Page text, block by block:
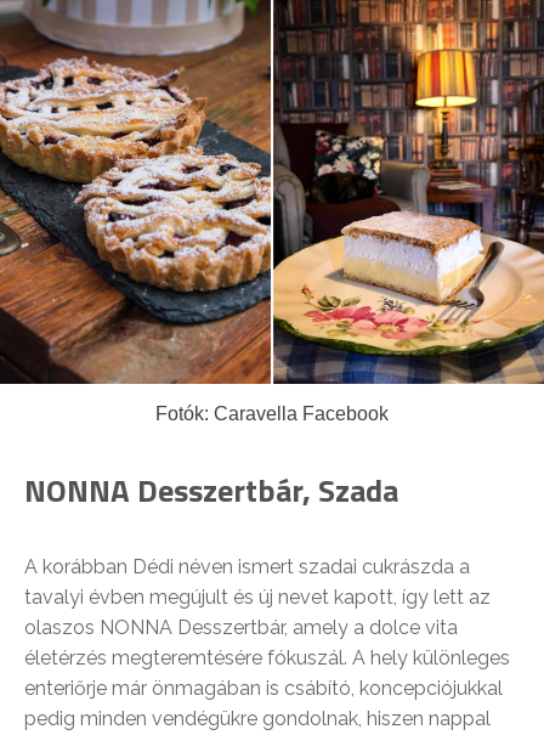
Fotók: Caravella Facebook
NONNA Desszertbár, Szada
A korábban Dédi néven ismert szadai cukrászda a
tavalyi évben megújult és új nevet kapott, így lett az
olaszos NONNA Desszertbár, amely a dolce vita
életérzés megteremtésére fókuszál. A hely különleges
enteriőrje már önmagában is csábító, koncepciójukkal
pedig minden vendégükre gondolnak, hiszen nappal